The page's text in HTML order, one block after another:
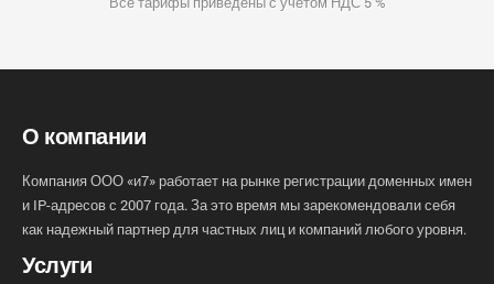
О компании
Компания ООО «и7» работает на рынке регистрации доменных имен
и IP-адресов с 2007 года. За это время мы зарекомендовали себя
как надежный партнер для частных лиц и компаний любого уровня.
Услуги